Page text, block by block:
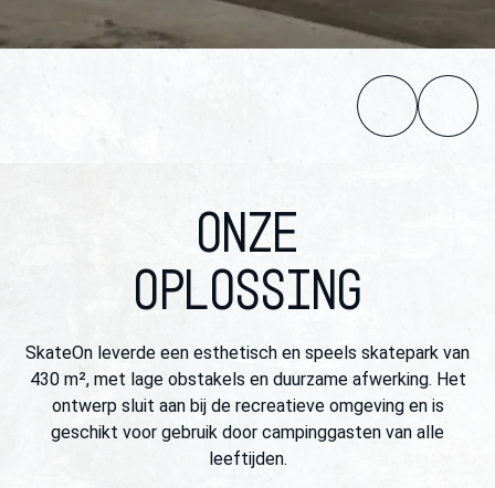
ONZE
OPLOSSING
SkateOn leverde een esthetisch en speels skatepark van
430 m², met lage obstakels en duurzame afwerking. Het
ontwerp sluit aan bij de recreatieve omgeving en is
geschikt voor gebruik door campinggasten van alle
leeftijden.